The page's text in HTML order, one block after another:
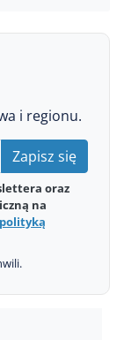
i regionu.
Zapisz się
oraz
na
polityką